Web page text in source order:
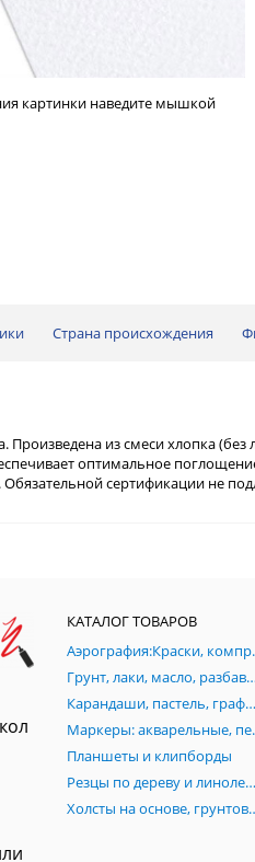
картинки наведите мышкой
Страна происхождения
Произведена из смеси хлопка
оптимальное
сертификации не
КАТАЛОГ ТОВАРОВ
Грунт, лаки, масло, разбавители, пасты, вспомагательные средства для живописи
Карандаши, пастель, графика, растушевки, черчение, изографы, лайнеры, рапидографы, роллеры
Маркеры:
Планшеты и клипборды
Резцы по дереву и линолеуму, стеки
Холсты на основе,